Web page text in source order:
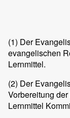
(1) Der
evangelischen
Lernmittel.
(2) Der
Vorbereitung
Lernmittel